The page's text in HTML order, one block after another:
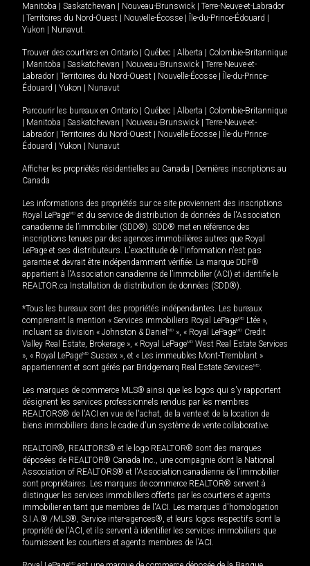
Manitoba | Saskatchewan | Nouveau-Brunswick | Terre-Neuve-et-Labrador
| Territoires du Nord-Ouest | Nouvelle-Écosse | Île-du-Prince-Édouard |
Yukon | Nunavut
Trouver des courtiers en Ontario | Québec | Alberta | Colombie-Britannique
| Manitoba | Saskatchewan | Nouveau-Brunswick | Terre-Neuve-et-
Labrador | Territoires du Nord-Ouest | Nouvelle-Écosse | Île-du-Prince-
Édouard | Yukon | Nunavut
Parcourir les bureaux en Ontario | Québec | Alberta | Colombie-Britannique
| Manitoba | Saskatchewan | Nouveau-Brunswick | Terre-Neuve-et-
Labrador | Territoires du Nord-Ouest | Nouvelle-Écosse | Île-du-Prince-
Édouard | Yukon | Nunavut
Afficher les propriétés résidentielles au Canada | Dernières inscriptions au
Canada
Les informations des propriétés sur ce site proviennent des inscriptions
Royal LePageMD et du service de distribution de données de l'Association
canadienne de l’immobilier (SDD®). SDD® met en référence des
inscriptions tenues par des agences immobilières autres que Royal
LePage et ses distributeurs. L'exactitude de l'information n'est pas
garantie et devrait être indépendamment vérifiée. La marque DDF®
appartient à l'Association canadienne de l’immobilier (ACI) et identifie le
REALTOR.ca Installation de distribution de données (SDD®).
*Tous les bureaux sont des propriétés indépendantes. Les bureaux
comprenant la mention « Services immobiliers Royal LePageMD Ltée »,
incluant sa division « Johnston & Daniel MD », « Royal LePageMD Credit
Valley Real Estate, Brokerage », « Royal LePageMD West Real Estate Services
», « Royal LePageMD Sussex », et « Les immeubles Mont-Tremblant »
appartiennent et sont gérés par Bridgemarq Real Estate ServicesMD
Les marques de commerce MLS® ainsi que les logos qui s'y rapportent
désignent les services professionnels rendus par les membres
REALTORS® de l'ACI en vue de l'achat, de la vente et de la location de
biens immobiliers dans le cadre d'un système de vente collaborative.
REALTOR®, REALTORS® et le logo REALTOR® sont des marques
déposées de REALTOR® Canada Inc., une compagnie dont la National
Association of REALTORS® et l'Association canadienne de l’immobilier
sont propriétaires. Les marques de commerce REALTOR® servent à
distinguer les services immobiliers offerts par les courtiers et agents
immobilier en tant que membres de l'ACI. Les marques d'homologation
S.I.A.® /MLS®, Service inter-agences®, et leurs logos respectifs sont la
propriété de l'ACI, et ils servent à identifier les services immobiliers que
fournissent les courtiers et agents membres de l'ACI.
MD